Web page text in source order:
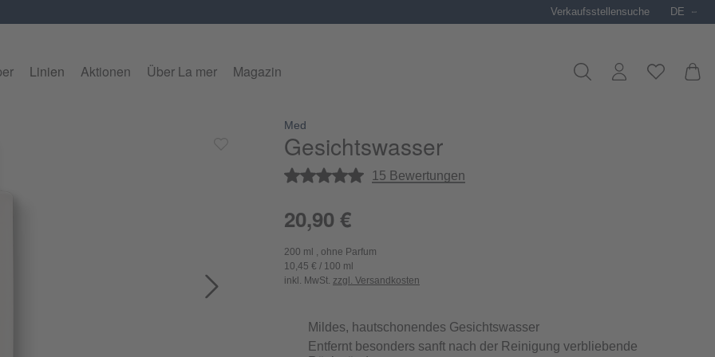
Verkaufsstellensuche DE
Linien Aktionen Über La mer Magazin
20,90 €
200 ml , ohne Parfum
10,45 € / 100 ml
inkl. MwSt. zzgl. Versandkosten
Mildes, hautschonendes Gesichtswasser
Entfernt besonders sanft nach der Reinigung verbliebende
Med
Gesichtswasser
Durchschnittliche Bewertung von 5 von 5 Sternen
15 Bewertungen